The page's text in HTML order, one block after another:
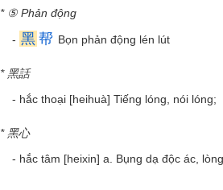
* ⑤ Phản động
- 黑 帮 Bọn phản động lén lút
* 黑話
- hắc thoại [heihuà] Tiếng lóng, nói lóng;
* 黑心
- hắc tâm [heixin] a. Bụng dạ độc ác,